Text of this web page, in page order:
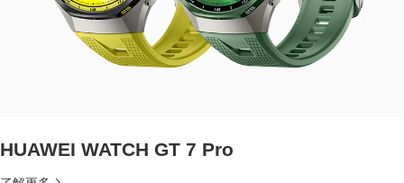
HUAWEI WATCH GT 7 Pro